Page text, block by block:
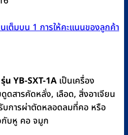
เต็มบน1การให้คะแนนของลูกค้า
น YB-SXT-1A เป็นเครื่อง
ดสารคัดหลั่ง, เลือด, สิ่งอาเจียน
บการผ่าตัดหลอดลมที่คอ หรือ
กับหู คอ จมูก